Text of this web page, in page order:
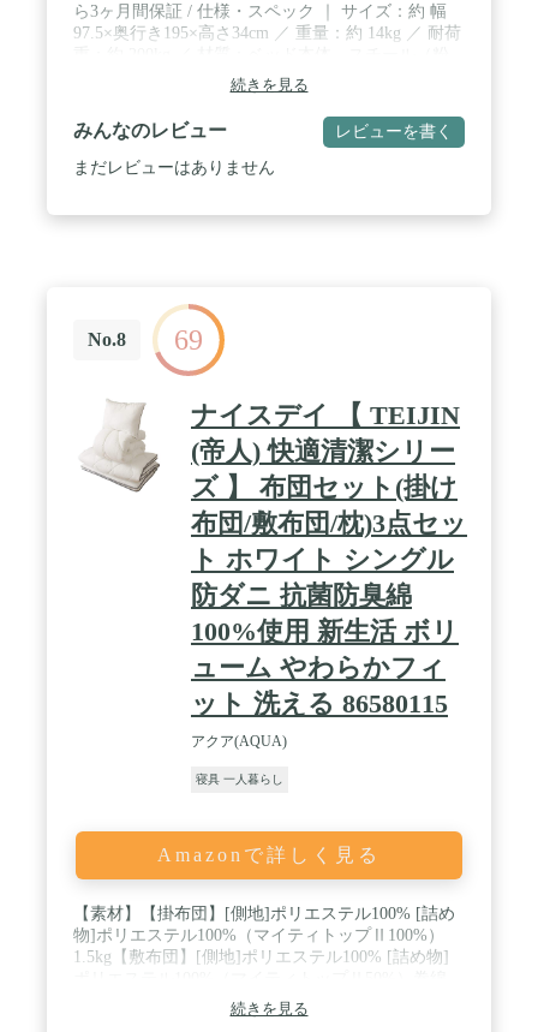
ら3ヶ月間保証 / 仕様・スペック ｜ サイズ：約 幅
97.5×奥行き195×高さ34cm ／ 重量：約 14kg ／ 耐荷
体塗装） 傷防止キャップ…PP
続きを見る
みんなのレビュー レビューを書く
まだレビューはありません
No.8 69
ナイスデイ 【 TEIJIN
(帝人) 快適清潔シリー
ズ 】 布団セット(掛け
布団/敷布団/枕)3点セッ
ト ホワイト シングル
防ダニ 抗菌防臭綿
100%使用 新生活 ボリ
ューム やわらかフィ
ット 洗える 86580115
アクア(AQUA)
寝具 一人暮らし
Amazonで詳しく見る
【素材】【掛布団】[側地]ポリエステル100% [詰め
物]ポリエステル100%（マイティトップⅡ100%）
1.5kg【敷布団】[側地]ポリエステル100% [詰め物]
1.5+固綿2.5kg【枕】[側地]ポリエステル100% [詰め
物]ポリエステル100%（マイティトップⅡ50%）
続きを見る